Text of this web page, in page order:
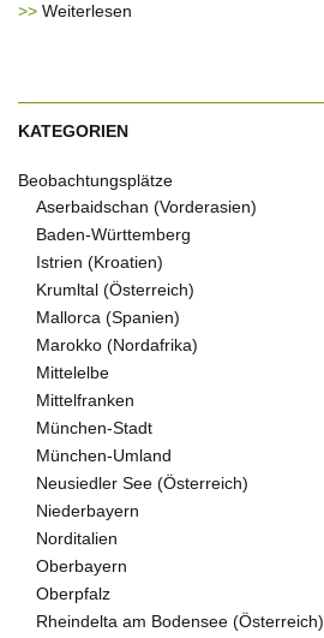
Weiterlesen
KATEGORIEN
Beobachtungsplätze
Aserbaidschan (Vorderasien)
Baden-Württemberg
Istrien (Kroatien)
Krumltal (Österreich)
Mallorca (Spanien)
Marokko (Nordafrika)
Mittelelbe
Mittelfranken
München-Stadt
München-Umland
Neusiedler See (Österreich)
Niederbayern
Norditalien
Oberbayern
Oberpfalz
Rheindelta am Bodensee (Österreich)